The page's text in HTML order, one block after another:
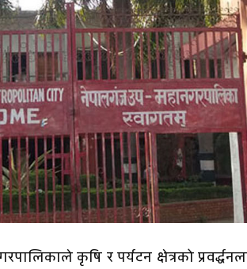
कृषि र पर्यटन क्षेत्रको